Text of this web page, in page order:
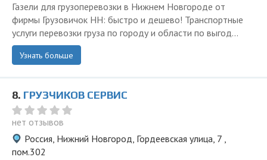
Газели для грузоперевозки в Нижнем Новгороде от
фирмы Грузовичок НН: быстро и дешево! Транспортные
услуги перевозки груза по городу и области по выгод...
Узнать больше
8. ГРУЗЧИКОВ СЕРВИС
нет отзывов
Россия, Нижний Новгород, Гордеевская улица, 7 ,
пом.302